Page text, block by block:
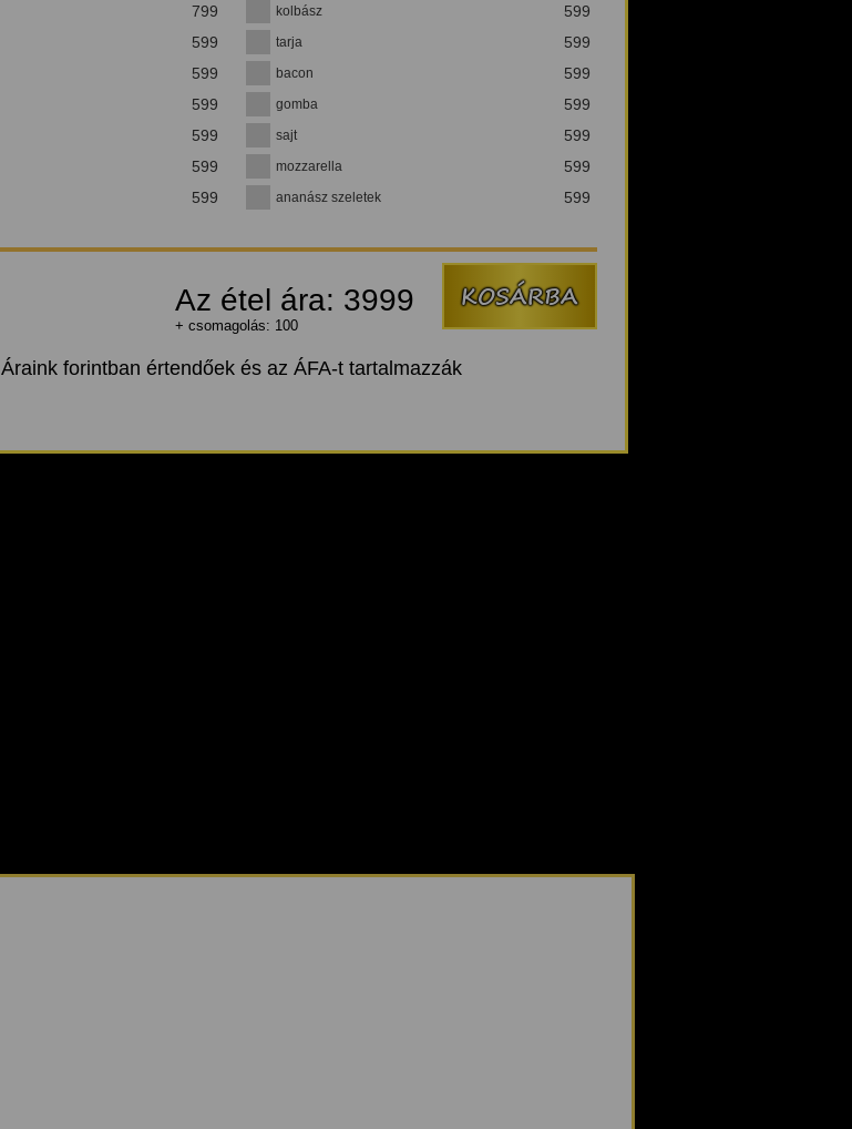
799
599
599
599
599
599
599
kolbász 599
tarja 599
bacon 599
gomba 599
sajt 599
mozzarella 599
ananász szeletek 599
Az étel ára: 3999
+ csomagolás: 100
Áraink forintban értendőek és az ÁFA-t tartalmazzák